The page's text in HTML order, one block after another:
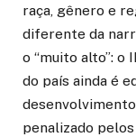
raça, gênero e
diferente da
o “muito alto”:
do país ainda é
penalizado